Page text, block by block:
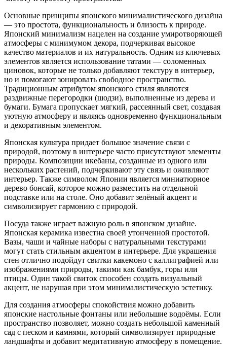
Основные принципы японского минималистического дизайна
— это простота, функциональность и близость к природе.
Японский минимализм нацелен на создание умиротворяющей
атмосферы с минимумом декора, подчеркивая высокое
качество материалов и их натуральность. Одним из ключевых
элементов является использование татами — соломенных
циновок, которые не только добавляют текстуру в интерьер,
но и помогают зонировать свободное пространство.
Традиционным атрибутом японского стиля являются
раздвижные перегородки (шодзи), выполненные из дерева и
бумаги. Бумага пропускает мягкий, рассеянный свет, создавая
уютную атмосферу и являясь одновременно функциональным
и декоративным элементом.
Японская культура придает большое значение связи с
природой, поэтому в интерьере часто присутствуют элементы
природы. Композиции икебаны, созданные из одного или
нескольких растений, подчеркивают эту связь и оживляют
интерьер. Также символом Японии является миниатюрное
дерево бонсай, которое можно разместить на отдельной
подставке или на столе. Оно добавит зелёный акцент и
символизирует гармонию с природой.
Посуда также играет важную роль в японском дизайне.
Японская керамика известна своей утонченной простотой.
Вазы, чаши и чайные наборы с натуральными текстурами
могут стать стильным акцентом в интерьере. Для украшения
стен отлично подойдут свитки какемоно с каллиграфией или
изображениями природы, такими как бамбук, горы или
птицы. Один такой свиток способен создать визуальный
акцент, не нарушая при этом минималистическую эстетику.
Для создания атмосферы спокойствия можно добавить
японские настольные фонтаны или небольшие водоёмы. Если
пространство позволяет, можно создать небольшой каменный
сад с песком и камнями, который символизирует природные
ландшафты и добавит медитативную атмосферу в помещение.